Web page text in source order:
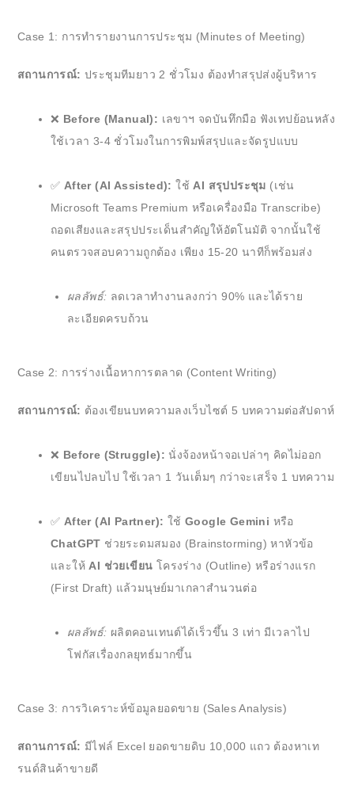
Case 1: การทำรายงานการประชุม (Minutes of Meeting)
สถานการณ์: ประชุมทีมยาว 2 ชั่วโมง ต้องทำสรุปส่งผู้บริหาร
❌ Before (Manual): เลขาฯ จดบันทึกมือ ฟังเทปย้อนหลัง
ใช้เวลา 3-4 ชั่วโมงในการพิมพ์สรุปและจัดรูปแบบ
✅ After (AI Assisted): ใช้ AI สรุปประชุม (เช่น
Microsoft Teams Premium หรือเครื่องมือ Transcribe)
ถอดเสียงและสรุปประเด็นสำคัญให้อัตโนมัติ จากนั้นใช้
คนตรวจสอบความถูกต้อง เพียง 15-20 นาทีก็พร้อมส่ง
ผลลัพธ์: ลดเวลาทำงานลงกว่า 90% และได้ราย
ละเอียดครบถ้วน
Case 2: การร่างเนื้อหาการตลาด (Content Writing)
สถานการณ์: ต้องเขียนบทความลงเว็บไซต์ 5 บทความต่อสัปดาห์
❌ Before (Struggle): นั่งจ้องหน้าจอเปล่าๆ คิดไม่ออก
เขียนไปลบไป ใช้เวลา 1 วันเต็มๆ กว่าจะเสร็จ 1 บทความ
✅ After (AI Partner): ใช้Google Gemini หรือ
ChatGPT ช่วยระดมสมอง (Brainstorming) หาหัวข้อ
และให้ AI ช่วยเขียน โครงร่าง (Outline) หรือร่างแรก
(First Draft) แล้วมนุษย์มาเกลาสำนวนต่อ
ผลลัพธ์: ผลิตคอนเทนต์ได้เร็วขึ้น 3 เท่า มีเวลาไป
โฟกัสเรื่องกลยุทธ์มากขึ้น
Case 3: การวิเคราะห์ข้อมูลยอดขาย (Sales Analysis)
สถานการณ์: มีไฟล์ Excel ยอดขายดิบ 10,000 แถว ต้องหาเท
รนด์สินค้าขายดี